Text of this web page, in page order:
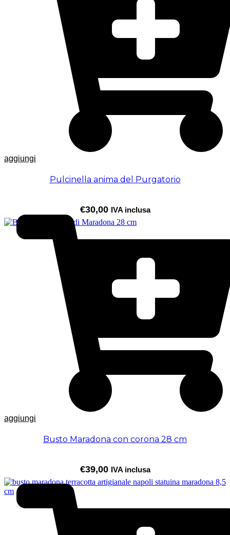
aggiungi
Pulcinella anima del Purgatorio
€30,00 IVA inclusa
aggiungi
Busto Maradona con corona 28 cm
€39,00 IVA inclusa